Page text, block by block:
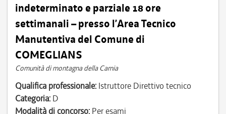
indeterminato e parziale 18 ore
settimanali – presso l’Area Tecnico
Manutentiva del Comune di
COMEGLIANS
Comunità di montagna della Carnia
Qualifica professionale: Istruttore Direttivo tecnico
Categoria: D
Modalità di concorso: Per esami